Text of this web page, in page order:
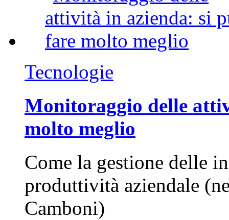
Tecnologie
Monitoraggio delle
molto meglio
Come la gestione delle
produttività aziendale
Camboni)